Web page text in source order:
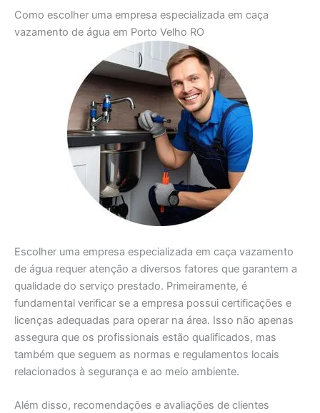
Como escolher uma empresa especializada em caça
vazamento de água em Porto Velho RO
Escolher uma empresa especializada em caça vazamento
de água requer atenção a diversos fatores que garantem a
qualidade do serviço prestado. Primeiramente, é
fundamental verificar se a empresa possui certificações e
licenças adequadas para operar na área. Isso não apenas
assegura que os profissionais estão qualificados, mas
também que seguem as normas e regulamentos locais
relacionados à segurança e ao meio ambiente.
Além disso, recomendações e avaliações de clientes